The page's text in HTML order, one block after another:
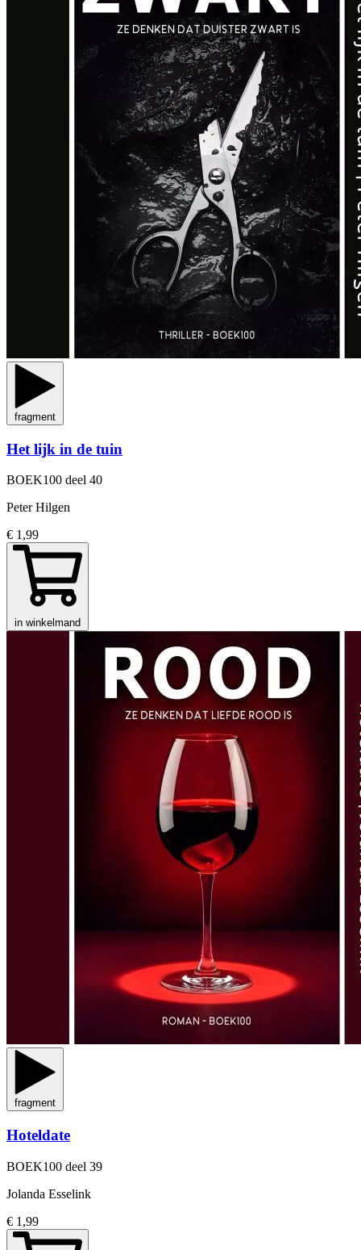
fragment
Het lijk in de tuin
BOEK100 deel 40
Peter Hilgen
€ 1,99
in winkelmand
fragment
Hoteldate
BOEK100 deel 39
Jolanda Esselink
€ 1,99